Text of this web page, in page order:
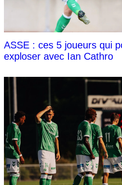
ASSE : ces 5 joueurs qui
exploser avec Ian Cathro